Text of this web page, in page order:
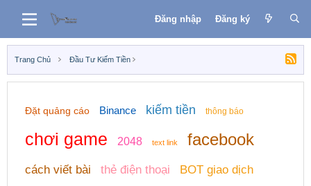
Đăng nhập Đăng ký
Trang Chủ Đầu Tư Kiếm Tiền
Đặt quảng cáo Binance kiếm tiền thông báo
chơi game 2048 text link facebook
cách viết bài thẻ điện thoại BOT giao dịch